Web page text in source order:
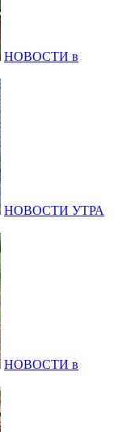
НОВОСТИ в
НОВОСТИ УТРА
НОВОСТИ в